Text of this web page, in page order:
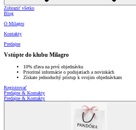
Zobraziť všetko
Blog
O Milagro
Kontakty
Predajne
Vstúpte do klubu Milagro
10% zľava na prvú objednávku
Prioritné informácie o podujatiach a novinkách
Získate jednoduchý prístup k svojim objednávkam
Registrovať
Predajne & Kontakty
Predajne & Kontakty